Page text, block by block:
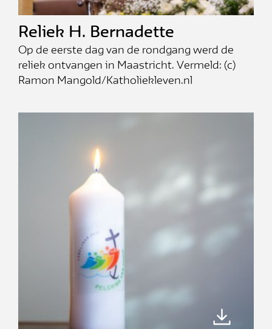
Reliek H. Bernadette
Op de eerste dag van de rondgang werd de
reliek ontvangen in Maastricht. Vermeld: (c)
Ramon Mangold/Katholiekleven.nl
Blijf op de
hoogte!
Schrijf je in voor de nieuwsbrief en